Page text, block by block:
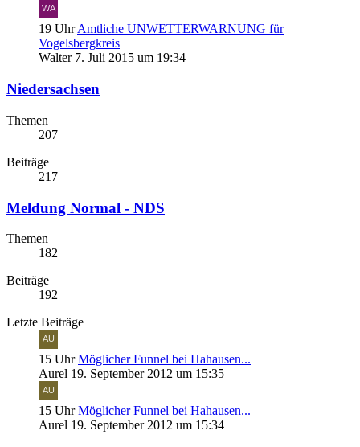
19 UhrAmtliche UNWETTERWARNUNG für
Vogelsbergkreis
Walter 7. Juli 2015 um 19:34
Niedersachsen
Themen
207
Beiträge
217
Meldung Normal - NDS
Themen
182
Beiträge
192
Letzte Beiträge
15 Uhr Möglicher Funnel bei Hahausen...
Aurel 19. September 2012 um 15:35
15 Uhr Möglicher Funnel bei Hahausen...
Aurel 19. September 2012 um 15:34